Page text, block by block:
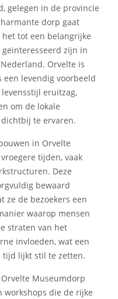
gelegen in de provincie
dorp gaat
tot een belangrijke
zijn in
Orvelte is
levendig voorbeeld
eruitzag,
om de lokale
te ervaren.
in Orvelte
tijden, vaak
Deze
bewaard
ze de bezoekers een
waarop mensen
straten van het
invloeden, wat een
tijd lijkt stil te zetten.
Museumdorp
workshops die de rijke